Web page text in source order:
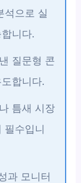
석으로 실
니다.
질문형 콘
합니다.
틈새 시장
필수입니
과 모니터